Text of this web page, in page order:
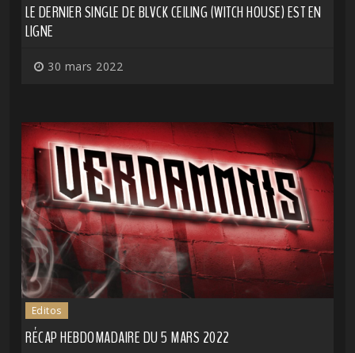
LE DERNIER SINGLE DE BLVCK CEILING (WITCH HOUSE) EST EN
LIGNE
30 mars 2022
Editos
RÉCAP HEBDOMADAIRE DU 5 MARS 2022